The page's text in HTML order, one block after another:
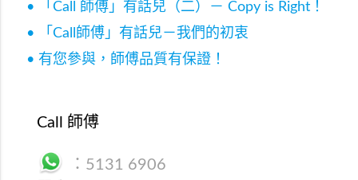
• 「Call 師傅」有話兒（二）－ Copy is Right！
• 「Call師傅」有話兒－我們的初衷
• 有您參與，師傅品質有保證！
Call 師傅
： 5131 6906